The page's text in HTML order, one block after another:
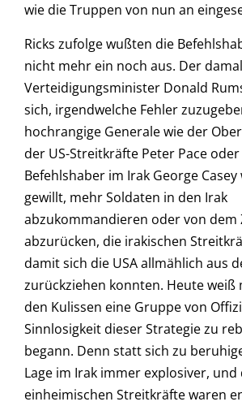
wie die Truppen von nun an
Ricks zufolge wußten die
nicht mehr ein noch aus. Der
Verteidigungsminister Donald
sich, irgendwelche Fehler
hochrangige Generale wie der
der US-Streitkräfte Peter Pace
Befehlshaber im Irak George
gewillt, mehr Soldaten in den Irak
abzukommandieren oder von dem
abzurücken, die irakischen
damit sich die USA allmählich aus
zurückziehen konnten. Heute weiß
den Kulissen eine Gruppe von
Sinnlosigkeit dieser Strategie zu
begann. Denn statt sich zu
Lage im Irak immer explosiver, und
einheimischen Streitkräfte waren